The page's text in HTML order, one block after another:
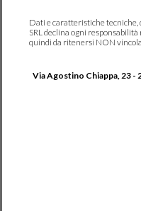
Dati e caratteristiche tecniche,
SRL declina ogni
quindi da ritenersi NON
Via Agostino Chiappa, 23 -